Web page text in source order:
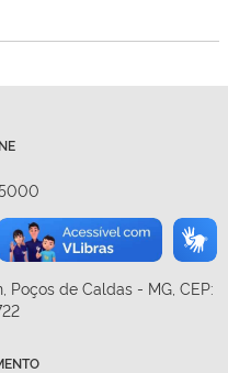
Poços de Caldas - MG, CEP: